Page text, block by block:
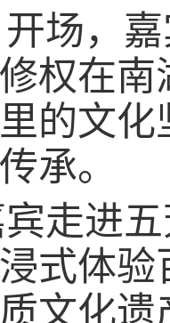
场，
权在
的文
承。
走进
式体
文化